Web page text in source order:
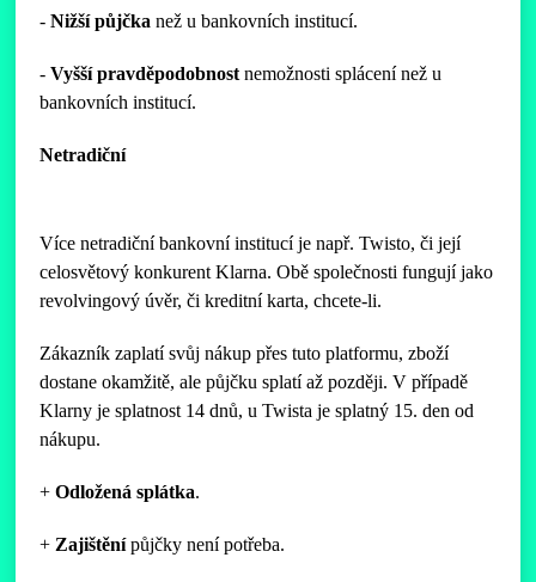
- Nižší půjčka než u bankovních institucí.
- Vyšší pravděpodobnost nemožnosti splácení než u
bankovních institucí.
Netradiční
Více netradiční bankovní institucí je např. Twisto, či její
celosvětový konkurent Klarna. Obě společnosti fungují jako
revolvingový úvěr, či kreditní karta, chcete-li.
Zákazník zaplatí svůj nákup přes tuto platformu, zboží
dostane okamžitě, ale půjčku splatí až později. V případě
Klarny je splatnost 14 dnů, u Twista je splatný 15. den od
nákupu.
+ Odložená splátka.
+ Zajištěnípůjčky není potřeba.